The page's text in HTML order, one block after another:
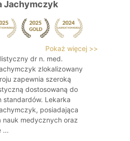
Jachymczyk
Pokaż więcej >>
dr n. med.
zlokalizowany
zapewnia szeroką
dostosowaną do
standardów. Lekarka
posiadająca
nauk medycznych oraz
...